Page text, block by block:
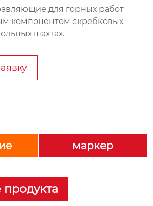
для горных работ
компонентом скребковых
шахтах.
маркер